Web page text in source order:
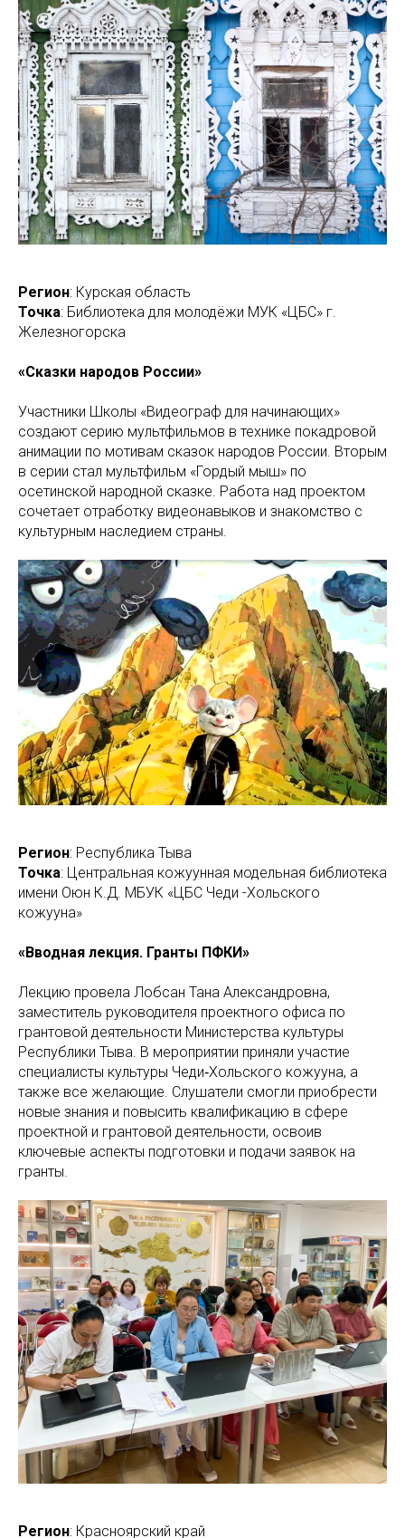
Регион: Курская область
Точка: Библиотека для молодёжи МУК «ЦБС» г.
Железногорска
«Сказки народов России»
Участники Школы «Видеограф для начинающих»
создают серию мультфильмов в технике покадровой
анимации по мотивам сказок народов России. Вторым
в серии стал мультфильм «Гордый мыш» по
осетинской народной сказке. Работа над проектом
сочетает отработку видеонавыков и знакомство с
культурным наследием страны.
Регион: Республика Тыва
Точка: Центральная кожуунная модельная библиотека
имени Оюн К.Д. МБУК «ЦБС Чеди -Хольского
кожууна»
«Вводная лекция. Гранты ПФКИ»
Лекцию провела Лобсан Тана Александровна,
заместитель руководителя проектного офиса по
грантовой деятельности Министерства культуры
Республики Тыва. В мероприятии приняли участие
специалисты культуры Чеди‑Хольского кожууна, а
также все желающие. Слушатели смогли приобрести
новые знания и повысить квалификацию в сфере
проектной и грантовой деятельности, освоив
ключевые аспекты подготовки и подачи заявок на
гранты.
Регион: Красноярский край